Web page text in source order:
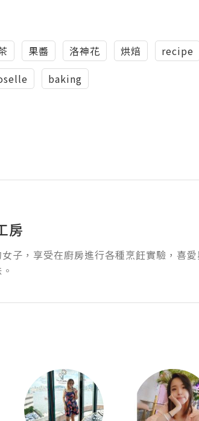
果醬 洛神花 烘焙 recipe
baking
房
子，享受在廚房進行各種烹飪實驗，喜